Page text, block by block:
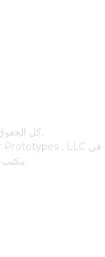
© 2026 - Clever Prototypes, LLC - كل الحقوق محفوظة.
Prototypes , LLC
مكتب